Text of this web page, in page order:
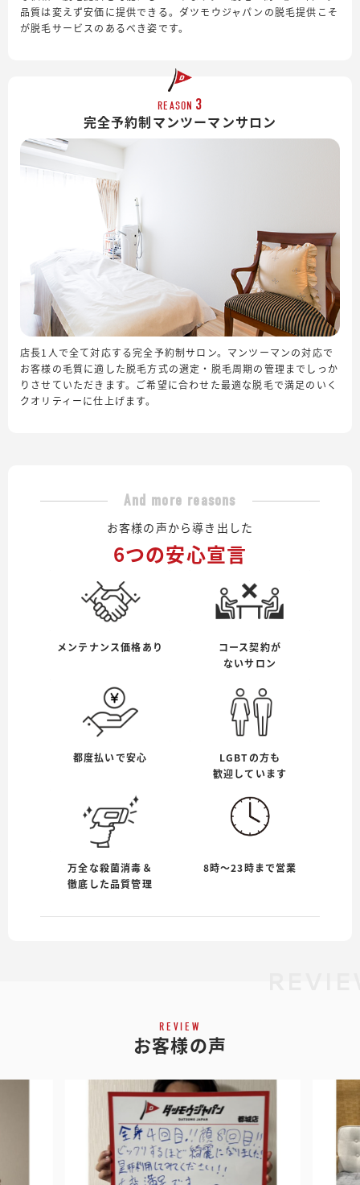
品質は変えず安価に提供できる。ダツモウジャパンの脱毛提供こそ
が脱毛サービスのあるべき姿です。
REASON 3
完全予約制マンツーマンサロン
店長1人で全て対応する完全予約制サロン。マンツーマンの対応で
お客様の毛質に適した脱毛方式の選定・脱毛周期の管理までしっか
りさせていただきます。ご希望に合わせた最適な脱毛で満足のいく
クオリティーに仕上げます。
And more reasons
お客様の声から導き出した
6つの安心宣言
メンテナンス価格あり
コース契約が
ないサロン
都度払いで安心
LGBTの方も
歓迎しています
万全な殺菌消毒＆
徹底した品質管理
8時〜23時まで営業
REVIEW
お客様の声